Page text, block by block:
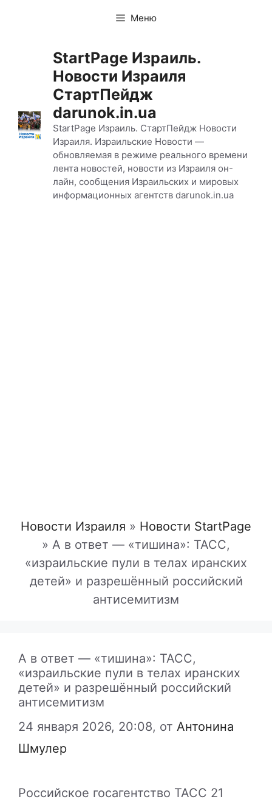
Меню
StartPage Израиль.
Новости Израиля
СтартПейдж
darunok.in.ua
StartPage Израиль. СтартПейдж Новости
Израиля. Израильские Новости —
обновляемая в режиме реального времени
лента новостей, новости из Израиля он-
лайн, сообщения Израильских и мировых
информационных агентств darunok.in.ua
Новости Израиля » Новости StartPage
» А в ответ — «тишина»: ТАСС,
«израильские пули в телах иранских
детей» и разрешённый российский
антисемитизм
А в ответ — «тишина»: ТАСС,
«израильские пули в телах иранских
детей» и разрешённый российский
антисемитизм
24 января 2026, 20:08, от Антонина
Шмулер
Российское госагентство ТАСС 21